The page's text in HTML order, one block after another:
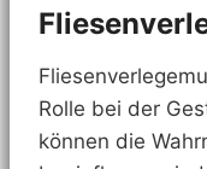
Rolle bei der
können die